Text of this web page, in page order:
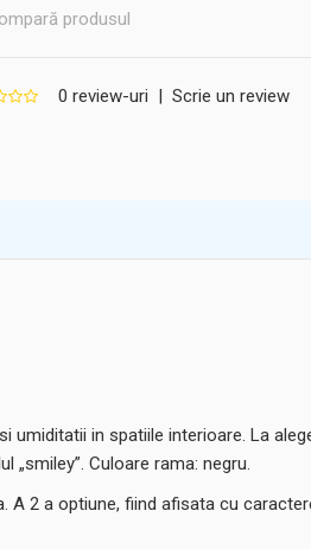
produsul
0 review-uri | Scrie un review
in spatiile interioare. La
„smiley”. Culoare rama: negru.
2 a optiune, fiind afisata cu